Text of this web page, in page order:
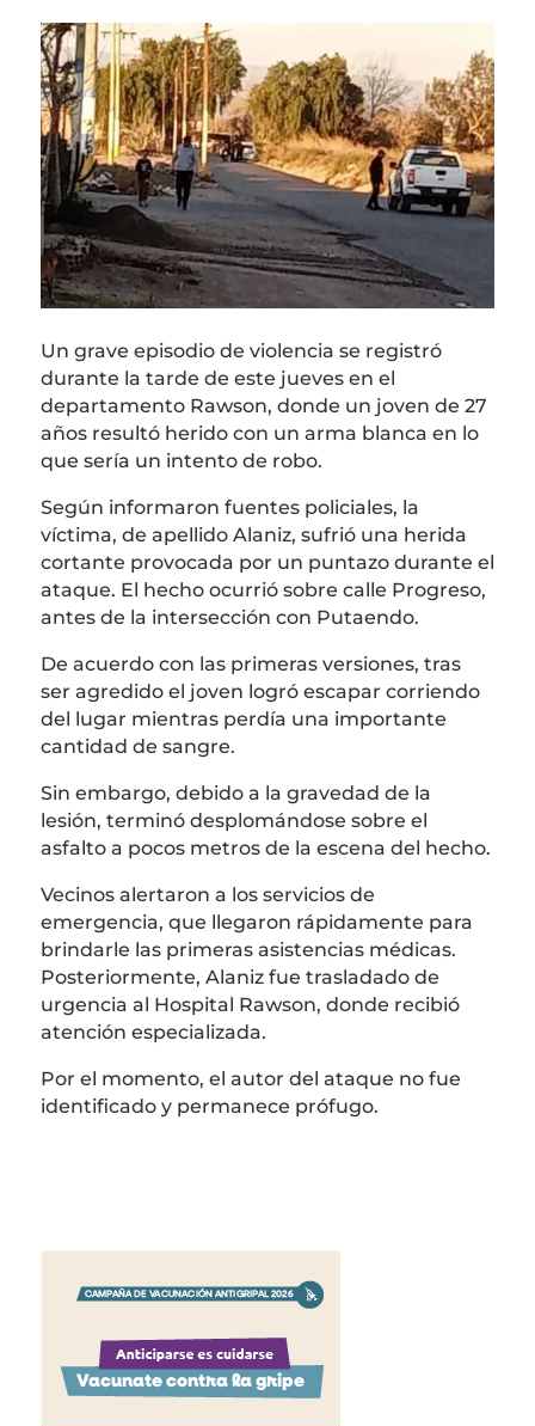
Un grave episodio de violencia se registró
durante la tarde de este jueves en el
departamento Rawson, donde un joven de 27
años resultó herido con un arma blanca en lo
que sería un intento de robo.
Según informaron fuentes policiales, la
víctima, de apellido Alaniz, sufrió una herida
cortante provocada por un puntazo durante el
ataque. El hecho ocurrió sobre calle Progreso,
antes de la intersección con Putaendo.
De acuerdo con las primeras versiones, tras
ser agredido el joven logró escapar corriendo
del lugar mientras perdía una importante
cantidad de sangre.
Sin embargo, debido a la gravedad de la
lesión, terminó desplomándose sobre el
asfalto a pocos metros de la escena del hecho.
Vecinos alertaron a los servicios de
emergencia, que llegaron rápidamente para
brindarle las primeras asistencias médicas.
Posteriormente, Alaniz fue trasladado de
urgencia al Hospital Rawson, donde recibió
atención especializada.
Por el momento, el autor del ataque no fue
identificado y permanece prófugo.